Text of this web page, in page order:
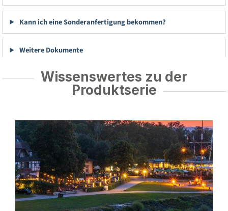
Kann ich eine Sonderanfertigung bekommen?
Weitere Dokumente
Wissenswertes zu der
Produktserie